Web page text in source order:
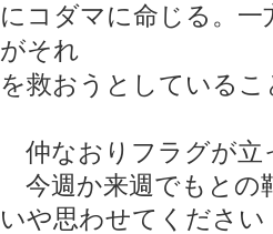
にコダマに命じる。
がそれ
を救おうとしているこ
仲なおりフラグが立
今週か来週でもと
いや思わせてください